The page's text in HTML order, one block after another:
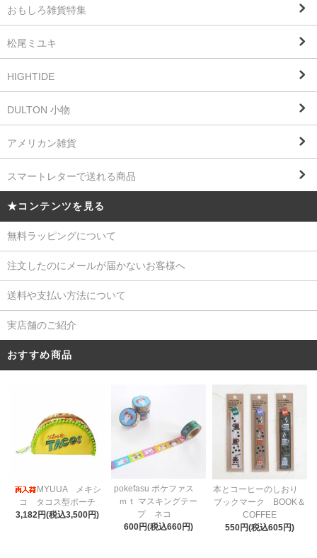
おもしろ雑貨特集
松尾ミユキ
HIGHTIDE
DULTON 小物
アメリカン雑貨
スマートレターで送れる商品
★コンテンツを見る
無料ラッピングについて
注文したのにメールが届かないお客様へ
送料や支払い方法について
実店舗のご紹介
おすすめ商品
MYUUA メキシ
コ タコス型ポーチ
3,182円(税込3,500円)
pokefasu ポケファス
ｍｔ マスキングテー
プ ネコ
600円(税込660円)
本とコーヒーのしおり
ブックマーク BOOK＆
COFFEE
550円(税込605円)